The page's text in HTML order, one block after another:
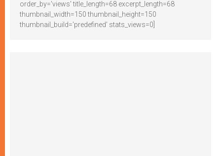
order_by='views' title_length=68 excerpt_length=68
thumbnail_width=150 thumbnail_height=150
thumbnail_build='predefined' stats_views=0]